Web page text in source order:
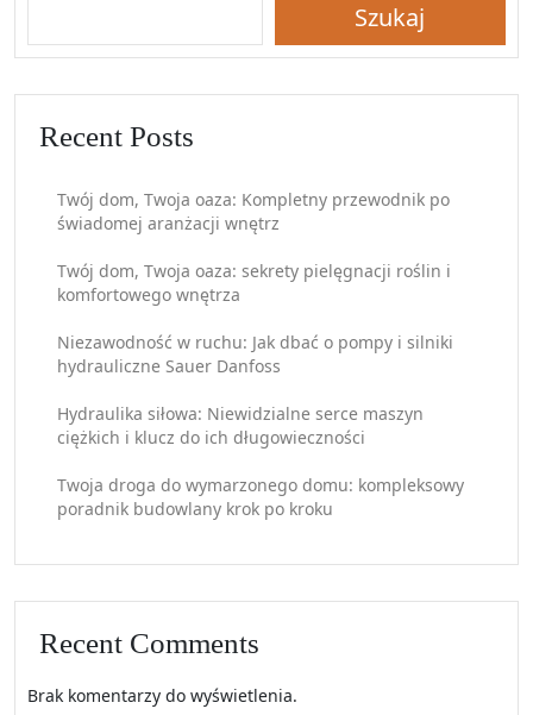
Szukaj
Recent Posts
Twój dom, Twoja oaza: Kompletny przewodnik po
świadomej aranżacji wnętrz
Twój dom, Twoja oaza: sekrety pielęgnacji roślin i
komfortowego wnętrza
Niezawodność w ruchu: Jak dbać o pompy i silniki
hydrauliczne Sauer Danfoss
Hydraulika siłowa: Niewidzialne serce maszyn
ciężkich i klucz do ich długowieczności
Twoja droga do wymarzonego domu: kompleksowy
poradnik budowlany krok po kroku
Recent Comments
Brak komentarzy do wyświetlenia.